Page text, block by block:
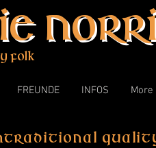
folk
FREUNDE INFOS More